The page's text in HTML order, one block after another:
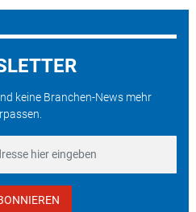
keine Branchen-News mehr